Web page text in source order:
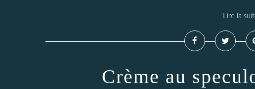
Lire la
Crème au